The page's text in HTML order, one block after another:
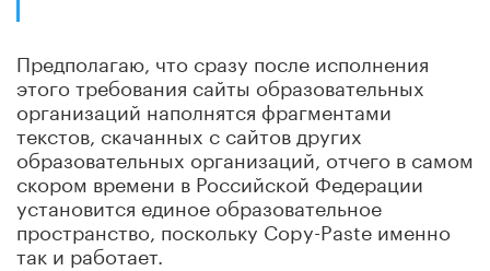
Предполагаю, что сразу после исполнения
этого требования сайты образовательных
организаций наполнятся фрагментами
текстов, скачанных с сайтов других
образовательных организаций, отчего в самом
скором времени в Российской Федерации
установится единое образовательное
пространство, поскольку Copy-Paste именно
так и работает.